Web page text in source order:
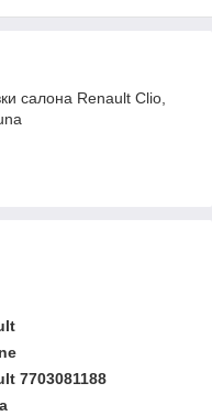
салона Renault Clio,
7703081188